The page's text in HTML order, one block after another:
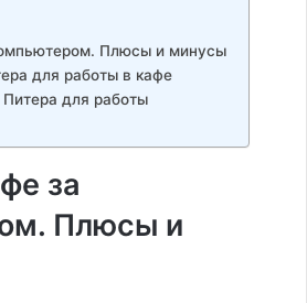
Плюсы и минусы
для работы в кафе
для работы
за
Плюсы и